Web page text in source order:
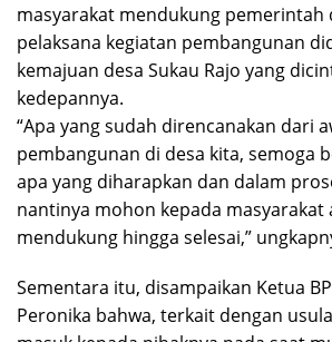
masyarakat mendukung pemerintah
pelaksana kegiatan pembangunan
kemajuan desa Sukau Rajo yang
kedepannya.
“Apa yang sudah direncanakan dari
pembangunan di desa kita, semoga
apa yang diharapkan dan dalam
nantinya mohon kepada masyarakat
mendukung hingga selesai,”
Sementara itu, disampaikan Ketua
Peronika bahwa, terkait dengan